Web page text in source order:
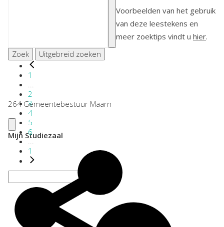
Voorbeelden van het gebruik
van deze leestekens en
meer zoektips vindt u hier.
Zoek
Uitgebreid zoeken
1
2
3
4
5
6
...
1
264 Gemeentebestuur Maarn
Mijn Studiezaal